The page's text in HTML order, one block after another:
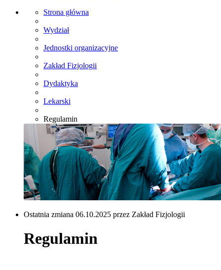
Strona główna
Wydział
Jednostki organizacyjne
Zakład Fizjologii
Dydaktyka
Lekarski
Regulamin
Ostatnia zmiana 06.10.2025 przez Zakład Fizjologii
Regulamin